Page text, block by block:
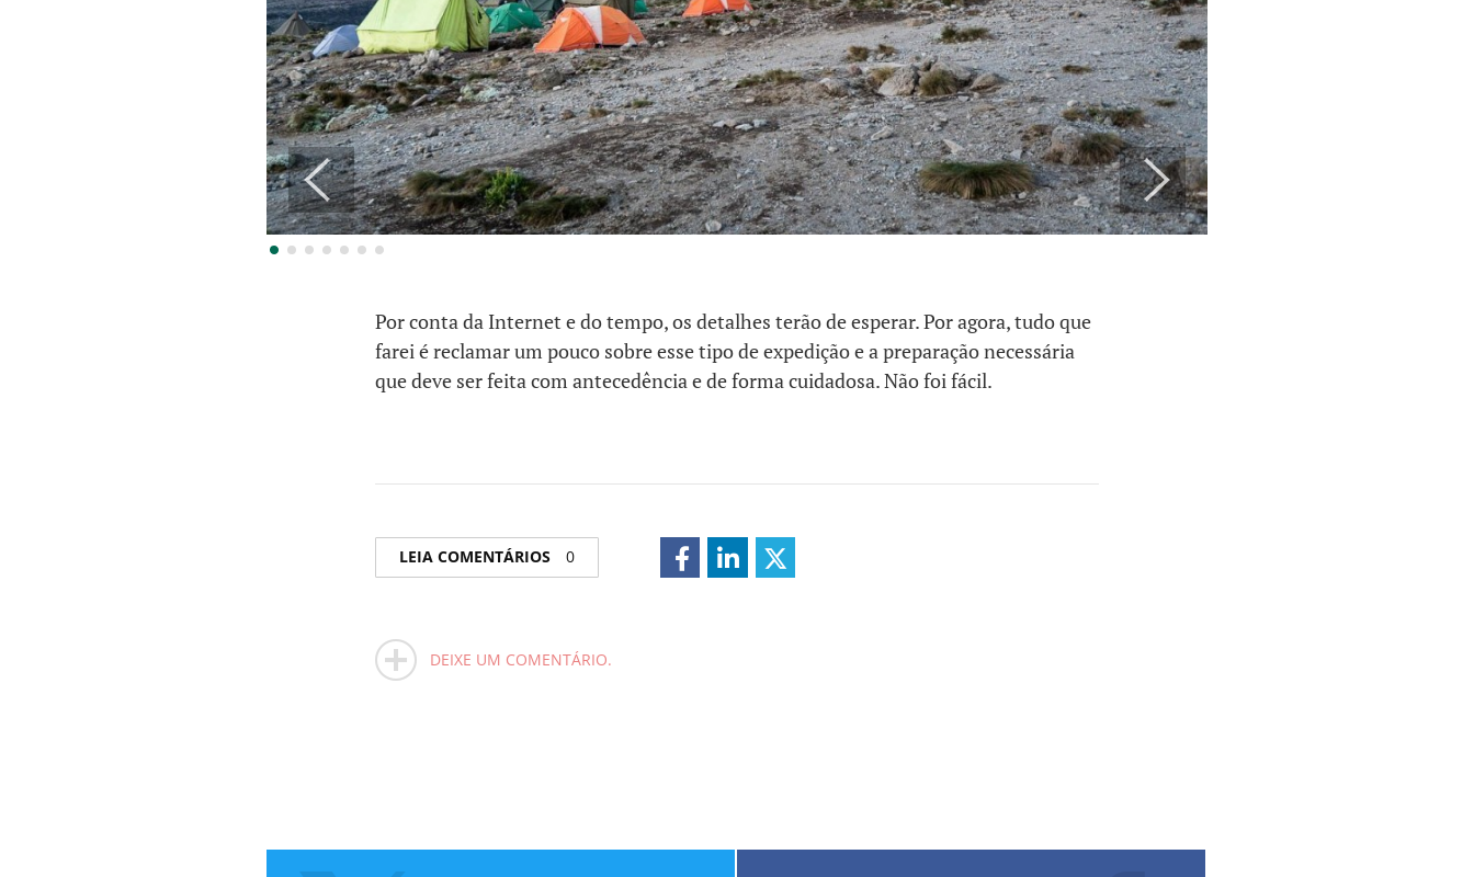
Por conta da Internet e do tempo, os detalhes terão de esperar. Por agora, tudo que
farei é reclamar um pouco sobre esse tipo de expedição e a preparação necessária
que deve ser feita com antecedência e de forma cuidadosa. Não foi fácil.
LEIA COMENTÁRIOS 0
DEIXE UM COMENTÁRIO.